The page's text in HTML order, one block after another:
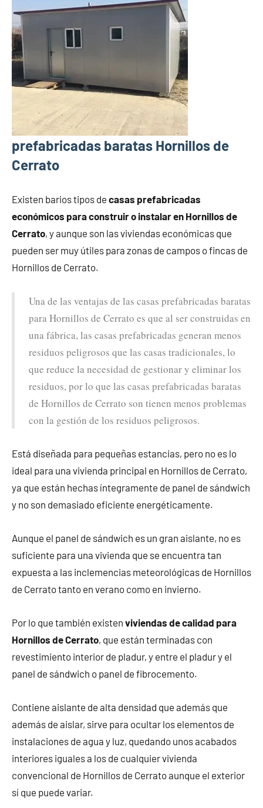
prefabricadas baratas Hornillos de
Cerrato
Existen barios tipos de casas prefabricadas
económicos para construir o instalar en Hornillos de
Cerrato, y aunque son las viviendas económicas que
pueden ser muy útiles para zonas de campos o fincas de
Hornillos de Cerrato.
Una de las ventajas de las casas prefabricadas baratas
para Hornillos de Cerrato es que al ser construidas en
una fábrica, las casas prefabricadas generan menos
residuos peligrosos que las casas tradicionales, lo
que reduce la necesidad de gestionar y eliminar los
residuos, por lo que las casas prefabricadas baratas
de Hornillos de Cerrato son tienen menos problemas
con la gestión de los residuos peligrosos.
Está diseñada para pequeñas estancias, pero no es lo
ideal para una vivienda principal en Hornillos de Cerrato,
ya que están hechas íntegramente de panel de sándwich
y no son demasiado eficiente energéticamente.
Aunque el panel de sándwich es un gran aislante, no es
suficiente para una vivienda que se encuentra tan
expuesta a las inclemencias meteorológicas de Hornillos
de Cerrato tanto en verano como en invierno.
Por lo que también existen viviendas de calidad para
Hornillos de Cerrato, que están terminadas con
revestimiento interior de pladur, y entre el pladur y el
panel de sándwich o panel de fibrocemento.
Contiene aislante de alta densidad que además que
además de aislar, sirve para ocultar los elementos de
instalaciones de agua y luz, quedando unos acabados
interiores iguales a los de cualquier vivienda
convencional de Hornillos de Cerrato aunque el exterior
sí que puede variar.